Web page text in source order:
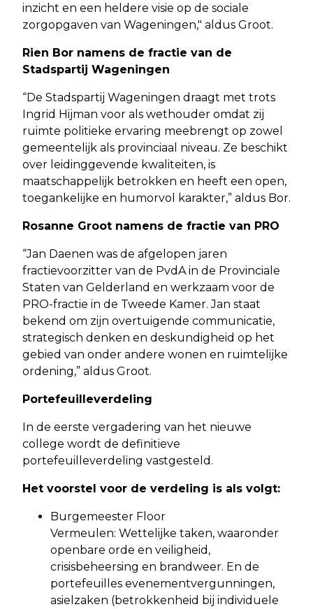
inzicht en een heldere visie op de sociale
zorgopgaven van Wageningen," aldus Groot.
Rien Bor namens de fractie van de
Stadspartij Wageningen
“De Stadspartij Wageningen draagt met trots
Ingrid Hijman voor als wethouder omdat zij
ruimte politieke ervaring meebrengt op zowel
gemeentelijk als provinciaal niveau. Ze beschikt
over leidinggevende kwaliteiten, is
maatschappelijk betrokken en heeft een open,
toegankelijke en humorvol karakter,” aldus Bor.
Rosanne Groot namens de fractie van PRO
“Jan Daenen was de afgelopen jaren
fractievoorzitter van de PvdA in de Provinciale
Staten van Gelderland en werkzaam voor de
PRO-fractie in de Tweede Kamer. Jan staat
bekend om zijn overtuigende communicatie,
strategisch denken en deskundigheid op het
gebied van onder andere wonen en ruimtelijke
ordening,” aldus Groot.
Portefeuilleverdeling
In de eerste vergadering van het nieuwe
college wordt de definitieve
portefeuilleverdeling vastgesteld.
Het voorstel voor de verdeling is als volgt:
Burgemeester Floor
Vermeulen: Wettelijke taken, waaronder
openbare orde en veiligheid,
crisisbeheersing en brandweer. En de
portefeuilles evenementvergunningen,
asielzaken (betrokkenheid bij individuele